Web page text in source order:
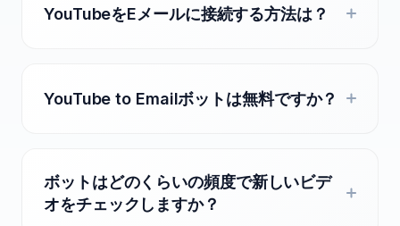
YouTubeをEメールに接続する方法は？
YouTube to Emailボットは無料ですか？
ボットはどのくらいの頻度で新しいビデ
オをチェックしますか？